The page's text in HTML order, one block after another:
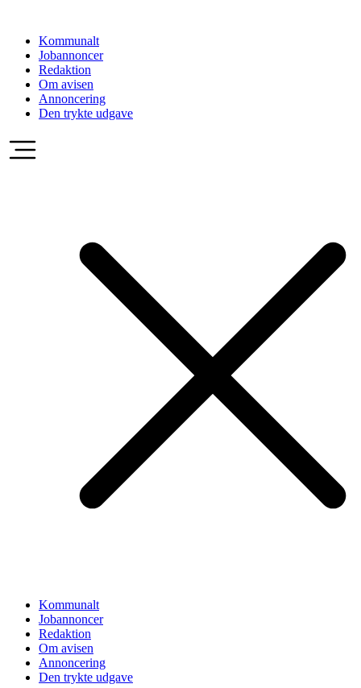
indholdKommunalt
Jobannoncer
Redaktion
Om avisen
Annoncering
Den trykte udgave
Kommunalt
Jobannoncer
Redaktion
Om avisen
Annoncering
Den trykte udgave